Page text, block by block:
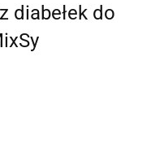
diabełek do